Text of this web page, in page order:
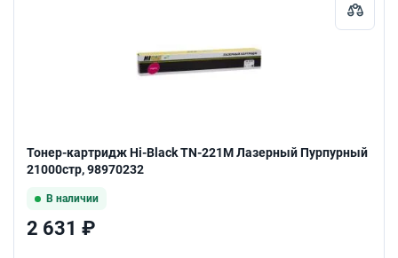
Тонер-картридж Hi-Black TN-221M Лазерный Пурпурный
21000стр, 98970232
В наличии
2 631 ₽